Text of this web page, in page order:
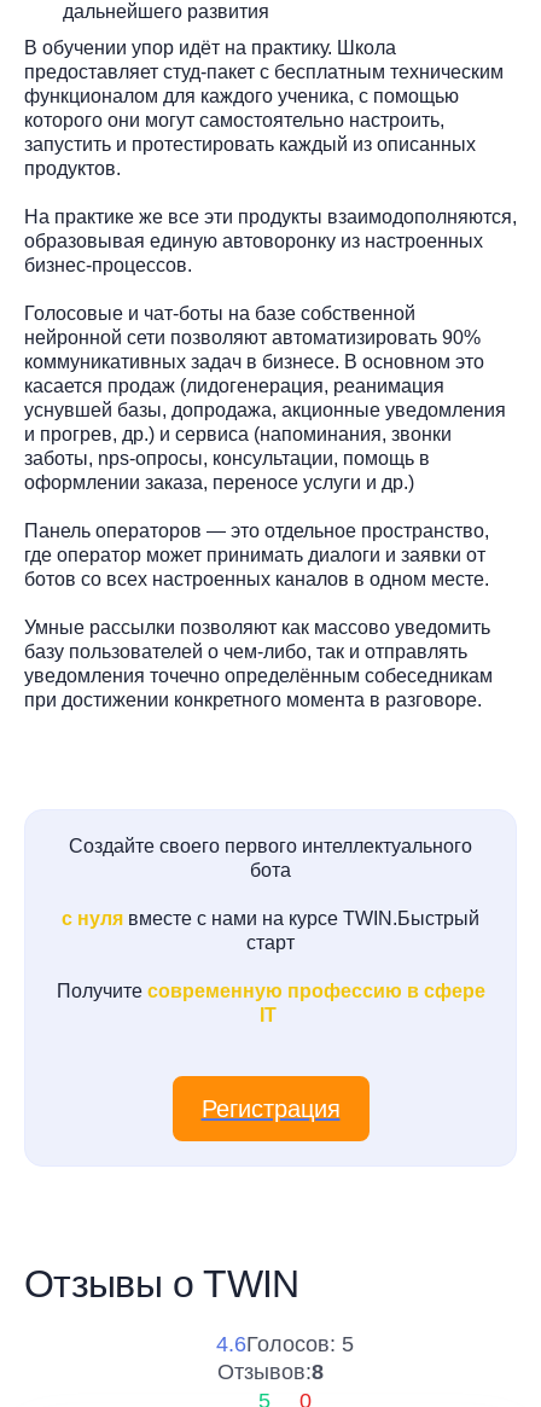
дальнейшего развития
В обучении упор идёт на практику. Школа
предоставляет студ-пакет с бесплатным техническим
функционалом для каждого ученика, с помощью
которого они могут самостоятельно настроить,
запустить и протестировать каждый из описанных
продуктов.
На практике же все эти продукты взаимодополняются,
образовывая единую автоворонку из настроенных
бизнес-процессов.
Голосовые и чат-боты на базе собственной
нейронной сети позволяют автоматизировать 90%
коммуникативных задач в бизнесе. В основном это
касается продаж (лидогенерация, реанимация
уснувшей базы, допродажа, акционные уведомления
и прогрев, др.) и сервиса (напоминания, звонки
заботы, nps-опросы, консультации, помощь в
оформлении заказа, переносе услуги и др.)
Панель операторов — это отдельное пространство,
где оператор может принимать диалоги и заявки от
ботов со всех настроенных каналов в одном месте.
Умные рассылки позволяют как массово уведомить
базу пользователей о чем-либо, так и отправлять
уведомления точечно определённым собеседникам
при достижении конкретного момента в разговоре.
Создайте своего первого интеллектуального
бота
с нуля вместе с нами на курсе TWIN.Быстрый
старт
Получите современную профессию в сфере
IT
Регистрация
Отзывы о TWIN
4.6Голосов: 5
Отзывов:8
5
0